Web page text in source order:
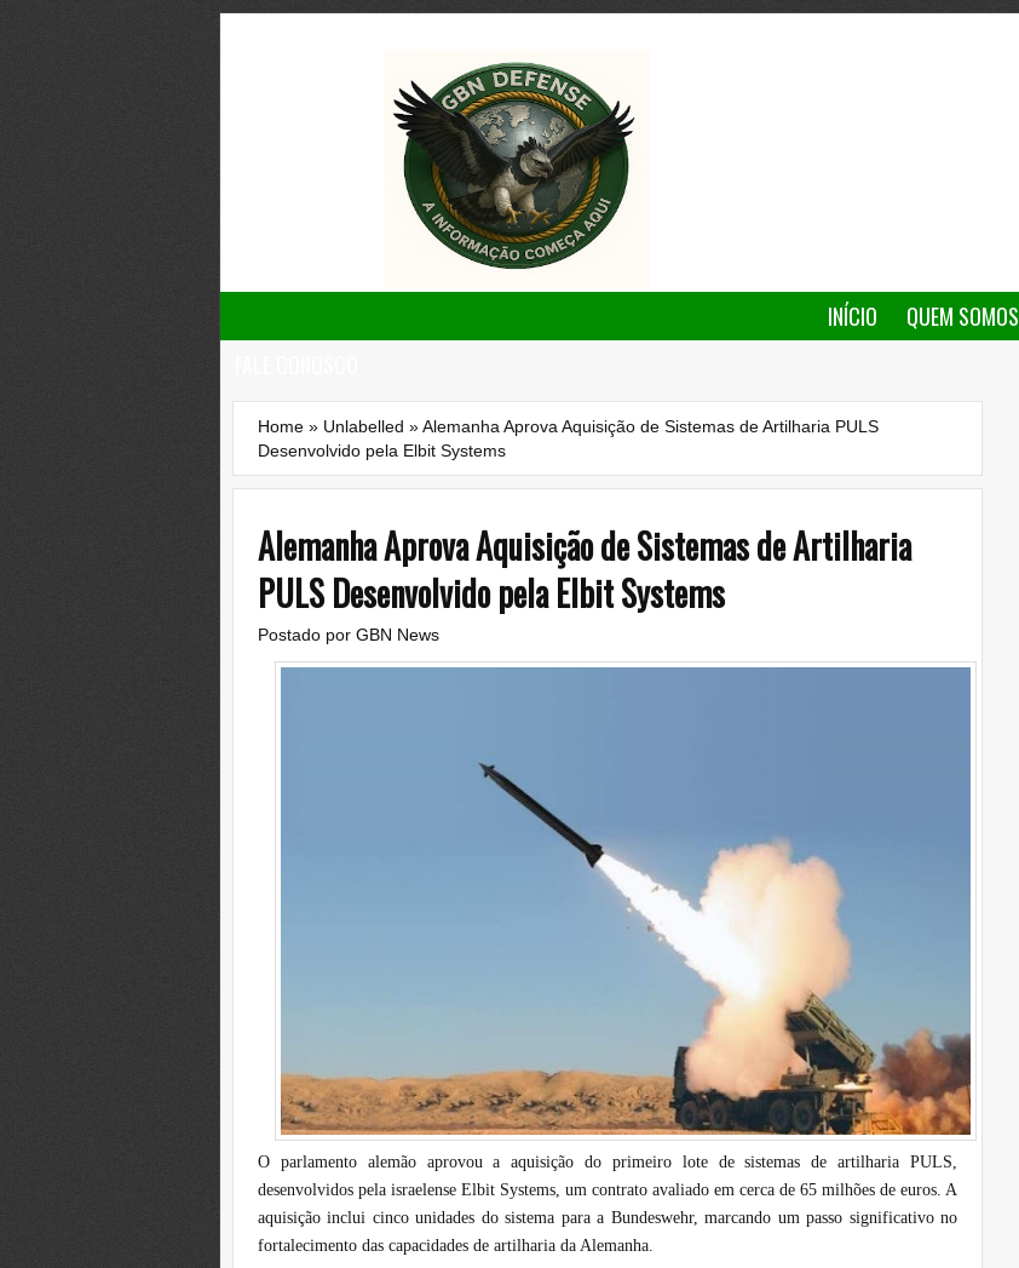
INÍCIO QUEM SOMOS
Home » Unlabelled »Alemanha Aprova Aquisição de Sistemas de Artilharia PULS
Desenvolvido pela Elbit Systems
Alemanha Aprova Aquisição de Sistemas de Artilharia
PULS Desenvolvido pela Elbit Systems
Postado por GBN News
O parlamento alemão aprovou a aquisição do primeiro lote de sistemas de artilharia PULS,
desenvolvidos pela israelense Elbit Systems, um contrato avaliado em cerca de 65 milhões de euros. A
aquisição inclui cinco unidades do sistema para a Bundeswehr, marcando um passo significativo no
fortalecimento das capacidades de artilharia da Alemanha.